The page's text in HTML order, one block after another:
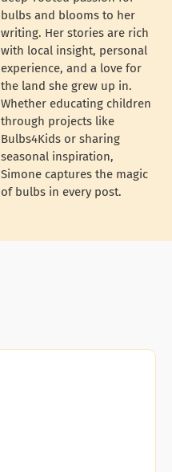
bulbs and blooms to her
writing. Her stories are rich
with local insight, personal
experience, and a love for
the land she grew up in.
Whether educating children
through projects like
Bulbs4Kids or sharing
seasonal inspiration,
Simone captures the magic
of bulbs in every post.